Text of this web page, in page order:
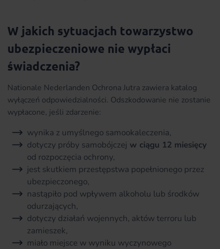
W jakich sytuacjach towarzystwo
ubezpieczeniowe nie wypłaci
świadczenia?
Nationale Nederlanden Ochrona Jutra zawiera katalog
wyłączeń odpowiedzialności. Odszkodowanie nie zostanie
wypłacone, jeśli zdarzenie:
wynika z umyślnego samookaleczenia,
dotyczy próby samobójczej w ciągu 12 miesięcy
od rozpoczęcia ochrony,
jest skutkiem przestępstwa popełnionego przez
ubezpieczonego,
nastąpiło pod wpływem alkoholu lub środków
odurzających,
dotyczy działań wojennych, aktów terroru lub
zamieszek,
miało miejsce w wyniku wyczynowego